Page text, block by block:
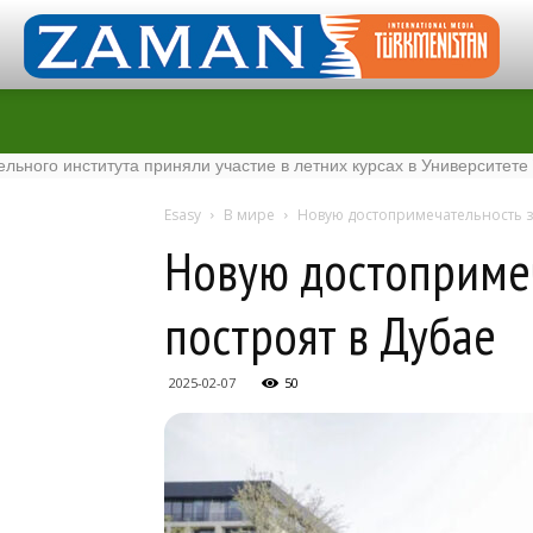
приняли участие в летних курсах в Университете Tenaga
Esasy В мире Новую достопримечательность
Новую
построят в Дубае
2025-02-07 50